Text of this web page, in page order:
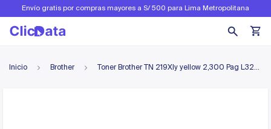
Envío gratis por compras mayores a S/ 500 para Lima Metropolitana
Inicio Brother Toner Brother TN 219Xly yellow 2,300 Pag L3280Cdw, L3240 Original